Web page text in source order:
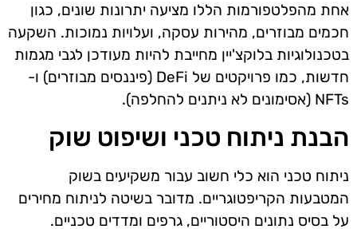
אחת מהפלטפורמות הללו מציעה יתרונות שונים, כגון
חכמים מבוזרים, מהירות עסקה, ועלויות נמוכות. השקעה
בטכנולוגיות בלוקצ'יין מחייבת להיות מעודכן לגבי מגמות
חדשות, כמו פרויקטים של DeFi (פיננסים מבוזרים) ו-
NFTs (אסימונים לא ניתנים להחלפה).
הבנת ניתוח טכני ושיפוט שוק
ניתוח טכני הוא כלי חשוב עבור משקיעים בשוק
המטבעות הקריפטוגריים. מדובר בשיטה לניתוח מחירים
על בסיס נתונים היסטוריים, גרפים ומדדים טכניים.